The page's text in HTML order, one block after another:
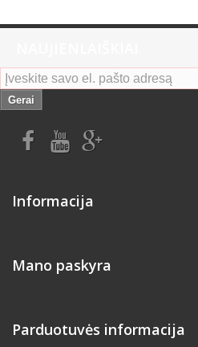
Gerai
Informacija
Mano paskyra
Parduotuvės informacija